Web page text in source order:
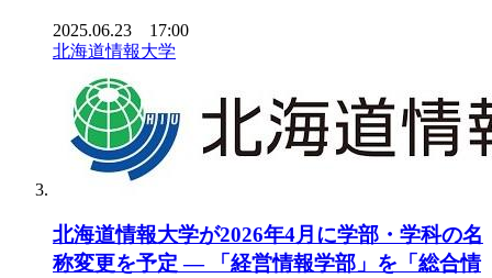
2025.06.23 17:00
北海道情報大学
北海道情報大学が2026年4月に学部・学科の名
称変更を予定 ― 「経営情報学部」を「総合情